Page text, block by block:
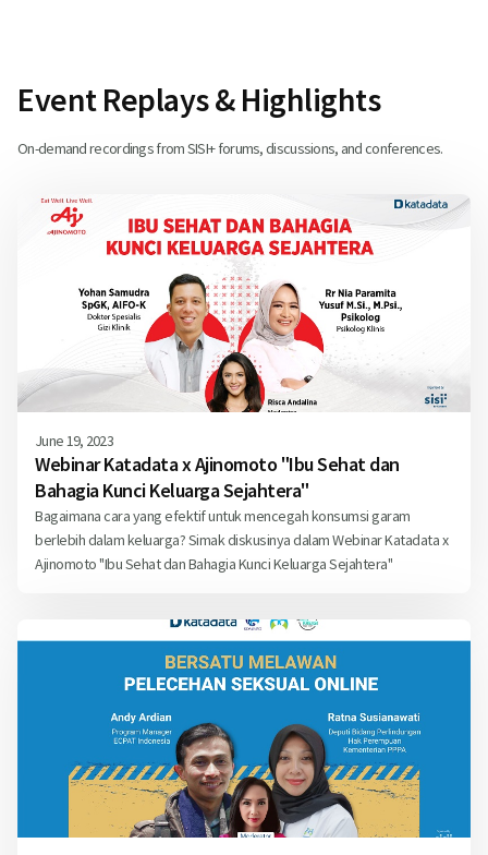
Event Replays & Highlights
On-demand recordings from SISI+ forums, discussions, and conferences.
June 19, 2023
Webinar Katadata x Ajinomoto "Ibu Sehat dan
Bahagia Kunci Keluarga Sejahtera"
Bagaimana cara yang efektif untuk mencegah konsumsi garam
berlebih dalam keluarga? Simak diskusinya dalam Webinar Katadata x
Ajinomoto "Ibu Sehat dan Bahagia Kunci Keluarga Sejahtera"